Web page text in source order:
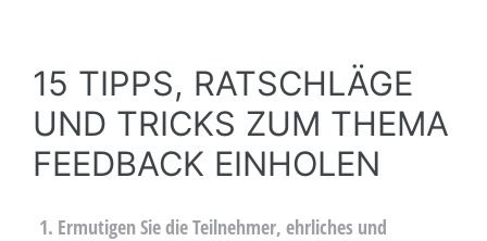
15 TIPPS, RATSCHLÄGE
UND TRICKS ZUM THEMA
FEEDBACK EINHOLEN
Ermutigen Sie die Teilnehmer, ehrliches und